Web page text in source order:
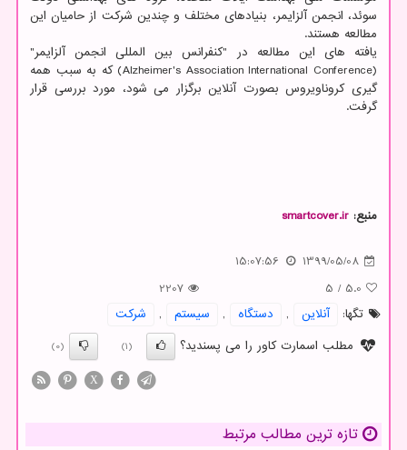
سوئد، انجمن آلزایمر، بنیادهای مختلف و چندین شرکت از حامیان این
مطالعه هستند.
یافته های این مطالعه در "کنفرانس بین المللی انجمن آلزایمر"
(Alzheimer's Association International Conference) که به سبب همه
گیری کروناویروس بصورت آنلاین برگزار می شود، مورد بررسی قرار
گرفت.
منبع: smartcover.ir
1399/05/08
15:07:56
5.0
/
5
2207
تگها:
آنلاین , دستگاه , سیستم ,
شركت
مطلب اسمارت کاور را می پسندید؟
(1)
(0)
X
تازه ترین مطالب مرتبط